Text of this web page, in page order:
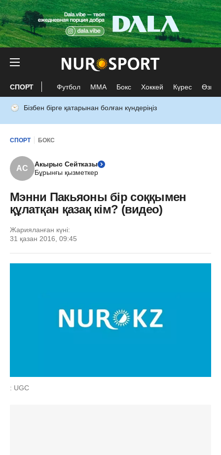
СПОРТ Футбол ММА Бокс Хоккей Күрес Өзге
Бізбен бірге қатарынан болған күндеріңіз
СПОРТ БОКС
АС
Акырыс Сейтказы
Бұрынғы қызметкер
Мэнни Пакьяоны бір соққымен
құлатқан қазақ кім? (видео)
Жарияланған күні:
31 қазан 2016, 09:45
: UGC